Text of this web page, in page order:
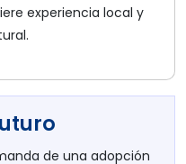
experiencia local y
de una adopción